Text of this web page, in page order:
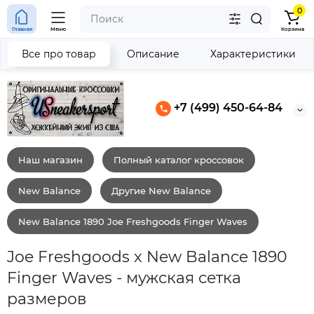
+7 (499) 450-64-84
Главная Меню
0
Корзина
Наш магазин Полный каталог кроссовок
New Balance Другие New Balance
New Balance 1890 Joe Freshgoods Finger Waves
Joe Freshgoods x New Balance 1890
Finger Waves - мужская сетка
размеров
Все про товар Описание Характеристики